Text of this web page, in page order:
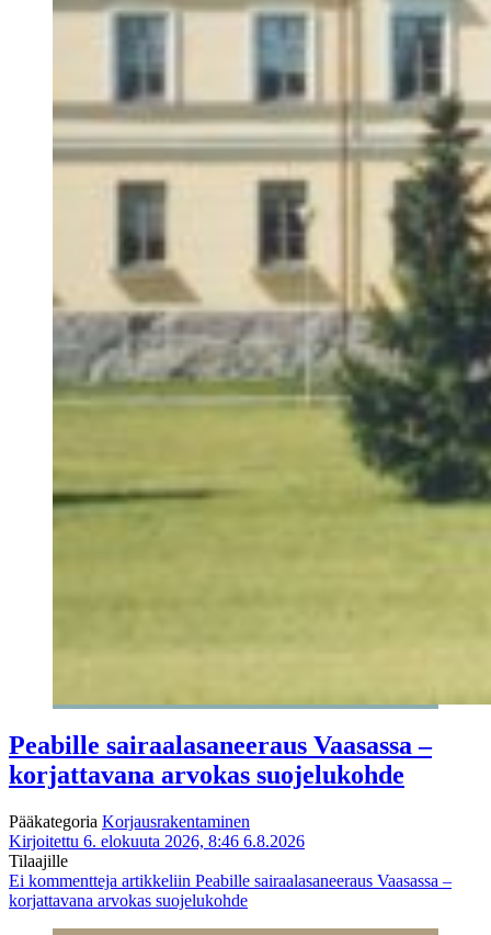
Peabille sairaalasaneeraus Vaasassa –
korjattavana arvokas suojelukohde
Pääkategoria Korjausrakentaminen
Kirjoitettu 6. elokuuta 2026, 8:46 6.8.2026
Tilaajille
Ei kommentteja artikkeliin Peabille sairaalasaneeraus Vaasassa –
korjattavana arvokas suojelukohde